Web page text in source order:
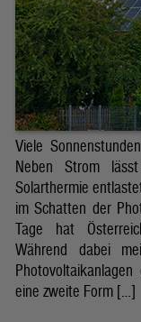
Viele
Neben Strom
Solarthermie
im Schatten der
Tage hat
Während dabei
eine zweite Form […]